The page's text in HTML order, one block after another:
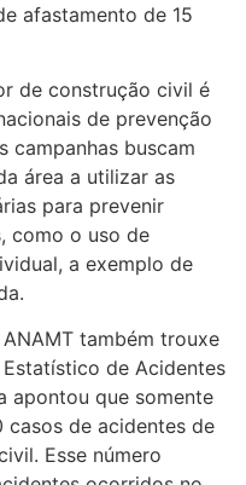
afastamento de 15
de construção civil é
de prevenção
campanhas buscam
área a utilizar as
para prevenir
como o uso de
a exemplo de
também trouxe
de Acidentes
apontou que somente
casos de acidentes de
Esse número